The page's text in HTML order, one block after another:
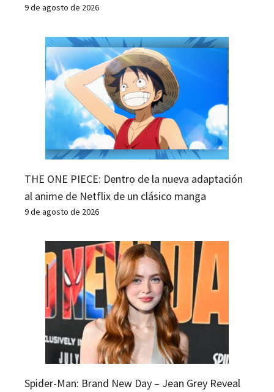
9 de agosto de 2026
THE ONE PIECE: Dentro de la nueva adaptación
al anime de Netflix de un clásico manga
9 de agosto de 2026
Spider-Man: Brand New Day – Jean Grey Reveal